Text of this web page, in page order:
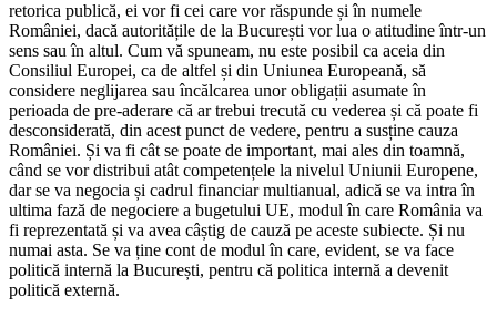
retorica publică, ei vor fi cei care vor răspunde și în numele
României, dacă autoritățile de la București vor lua o atitudine într-un
sens sau în altul. Cum vă spuneam, nu este posibil ca aceia din
Consiliul Europei, ca de altfel și din Uniunea Europeană, să
considere neglijarea sau încălcarea unor obligații asumate în
perioada de pre-aderare că ar trebui trecută cu vederea și că poate fi
desconsiderată, din acest punct de vedere, pentru a susține cauza
României. Și va fi cât se poate de important, mai ales din toamnă,
când se vor distribui atât competențele la nivelul Uniunii Europene,
dar se va negocia și cadrul financiar multianual, adică se va intra în
ultima fază de negociere a bugetului UE, modul în care România va
fi reprezentată și va avea câștig de cauză pe aceste subiecte. Și nu
numai asta. Se va ține cont de modul în care, evident, se va face
politică internă la București, pentru că politica internă a devenit
politică externă.